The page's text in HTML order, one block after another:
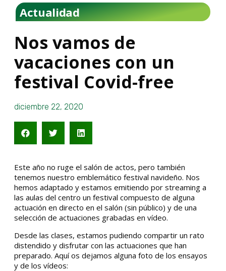
Actualidad
Nos vamos de
vacaciones con un
festival Covid-free
diciembre 22, 2020
Este año no ruge el salón de actos, pero también
tenemos nuestro emblemático festival navideño. Nos
hemos adaptado y estamos emitiendo por streaming a
las aulas del centro un festival compuesto de alguna
actuación en directo en el salón (sin público) y de una
selección de actuaciones grabadas en vídeo.
Desde las clases, estamos pudiendo compartir un rato
distendido y disfrutar con las actuaciones que han
preparado. Aquí os dejamos alguna foto de los ensayos
y de los vídeos: